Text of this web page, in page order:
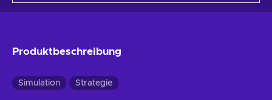
Produktbeschreibung
Simulation Strategie